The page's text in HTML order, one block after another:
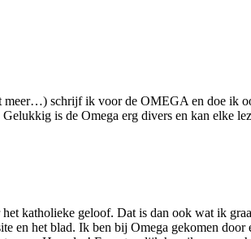
meer…) schrijf ik voor de OMEGA en doe ik
is de Omega erg divers en kan elke
katholieke geloof. Dat is dan ook wat ik
en het blad. Ik ben bij Omega gekomen door